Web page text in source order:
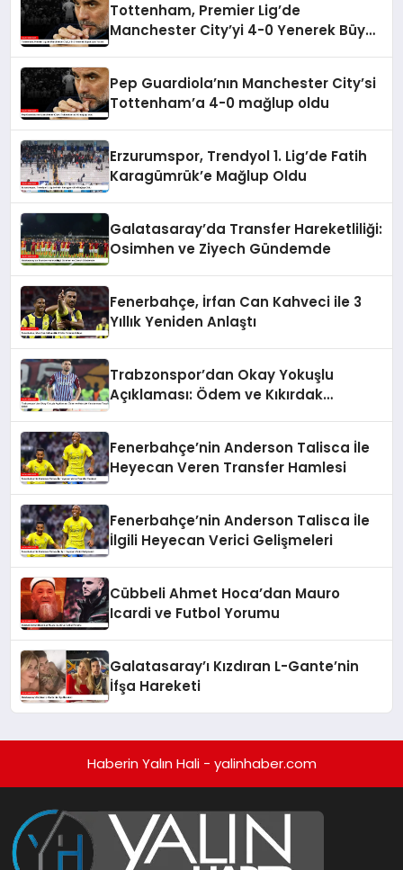
Tottenham, Premier Lig’de
Manchester City’yi 4-0 Yenerek Büyük
Pep Guardiola’nın Manchester City’si
Tottenham’a 4-0 mağlup oldu
Erzurumspor, Trendyol 1. Lig’de Fatih
Karagümrük’e Mağlup Oldu
Galatasaray’da Transfer Hareketliliği:
Osimhen ve Ziyech Gündemde
Fenerbahçe, İrfan Can Kahveci ile 3
Yıllık Yeniden Anlaştı
Trabzonspor’dan Okay Yokuşlu
Açıklaması: Ödem ve Kıkırdak
Fenerbahçe’nin Anderson Talisca İle
Heyecan Veren Transfer Hamlesi
Fenerbahçe’nin Anderson Talisca İle
İlgili Heyecan Verici Gelişmeleri
Cübbeli Ahmet Hoca’dan Mauro
Icardi ve Futbol Yorumu
Galatasaray’ı Kızdıran L-Gante’nin
İfşa Hareketi
Haberin Yalın Hali - yalinhaber.com